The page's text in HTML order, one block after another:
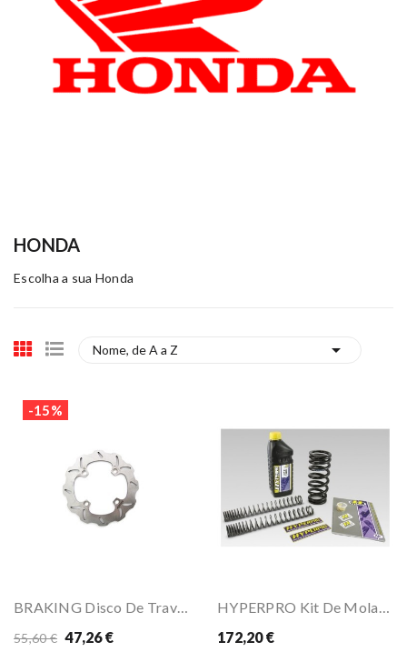
HONDA
Escolha a sua Honda
Nome, de A a Z 
-15%
BRAKING Disco De Travão WAVE (Traseira)
55,60 € 47,26 €
HYPERPRO Kit De Molas Progressivas Para GL1800...
172,20 €